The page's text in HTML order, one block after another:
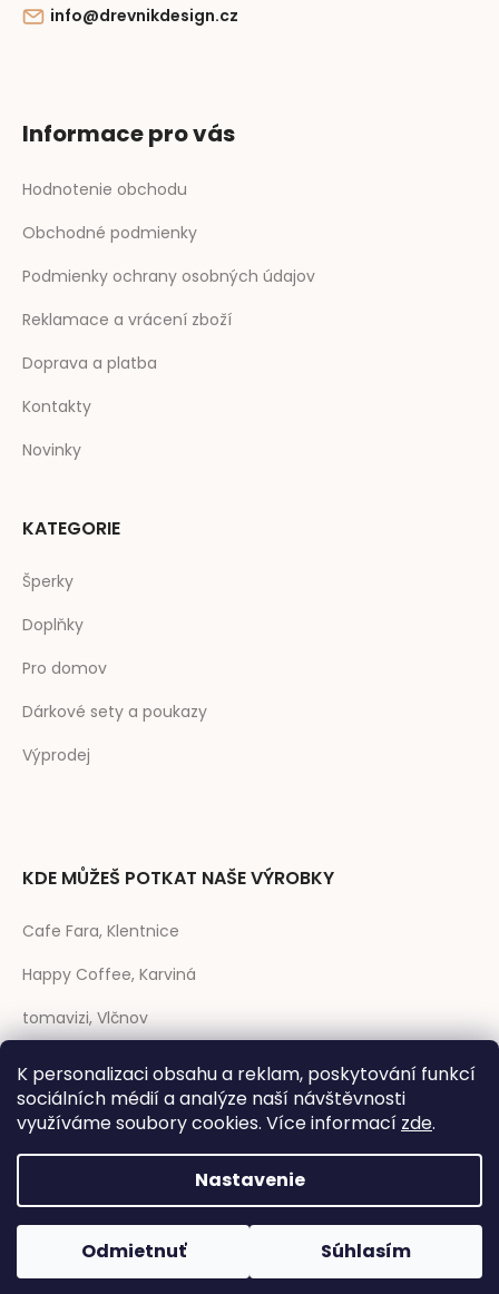
K personalizaci obsahu a reklam, poskytování funkcí
sociálních médií a analýze naší návštěvnosti
využíváme soubory cookies. Více informací zde.
Nastavenie
Odmietnuť Súhlasím
info@drevnikdesign.cz
Informace pro vás
Hodnotenie obchodu
Obchodné podmienky
Podmienky ochrany osobných údajov
Reklamace a vrácení zboží
Doprava a platba
Kontakty
Novinky
KATEGORIE
Šperky
Doplňky
Pro domov
Dárkové sety a poukazy
Výprodej
KDE MŮŽEŠ POTKAT NAŠE VÝROBKY
Cafe Fara, Klentnice
Happy Coffee, Karviná
tomavizi, Vlčnov
Rozmarýna, Telč
Vytvoril Shoptet
Anque Media
nastavenie cookies